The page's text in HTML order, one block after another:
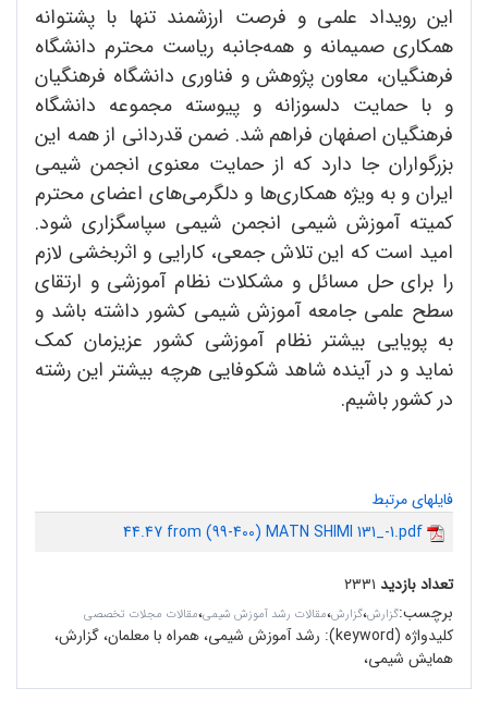
این رویداد علمی و فرصت ارزشمند تنها با پشتوانه
همکاری صمیمانه و همه‌جانبه ریاست محترم دانشگاه
فرهنگیان، معاون پژوهش و فناوری دانشگاه فرهنگیان
و با حمایت دلسوزانه و پیوسته مجموعه دانشگاه
فرهنگیان اصفهان فراهم شد. ضمن قدردانی از همه این
بزرگواران جا دارد که از حمایت معنوی انجمن شیمی
ایران و به ویژه همکاری‌ها و دلگرمی‌های اعضای محترم
کمیته آموزش شیمی انجمن شیمی سپاسگزاری شود.
امید است که این تلاش جمعی، کارایی و اثربخشی لازم
را برای حل مسائل و مشکلات نظام آموزشی و ارتقای
سطح علمی جامعه آموزش شیمی کشور داشته باشد و
به پویایی بیشتر نظام آموزشی کشور عزیزمان کمک
نماید و در آینده شاهد شکوفایی هرچه بیشتر این رشته
در کشور باشیم.
فایلهای مرتبط
44.47 from (99-400) MATN SHIMI 131_-1.pdf
تعداد بازدید ۲۳۳۱
برچسب:گزارش،گزارش،مقالات رشد آموزش شیمی،مقالات مجلات تخصصی
کلیدواژه (keyword):
رشد آموزش شیمی، همراه با معلمان، گزارش،
همایش شیمی،